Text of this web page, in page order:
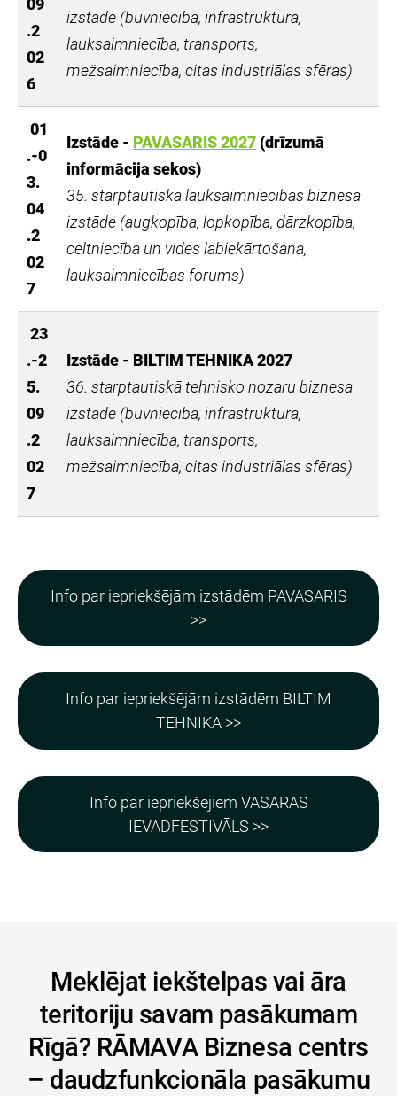
09
.2
02
6
izstāde (būvniecība, infrastruktūra,
lauksaimniecība, transports,
mežsaimniecība, citas industriālas sfēras)
01
.-0
3.
04
.2
02
7
Izstāde - PAVASARIS 2027 (drīzumā
informācija sekos)
35. starptautiskālauksaimniecības biznesa
izstāde (augkopība, lopkopība, dārzkopība,
celtniecība un vides labiekārtošana,
lauksaimniecības forums)
23
.-2
5.
09
.2
02
7
Izstāde - BILTIM TEHNIKA 2027
36.starptautiskā tehnisko nozaru biznesa
izstāde (būvniecība, infrastruktūra,
lauksaimniecība, transports,
mežsaimniecība, citas industriālas sfēras)
Info par iepriekšējām izstādēm PAVASARIS
>>
Info par iepriekšējām izstādēm BILTIM
TEHNIKA >>
Info par iepriekšējiem VASARAS
IEVADFESTIVĀLS >>
Meklējat iekštelpas vai āra
teritoriju savam pasākumam
Rīgā? RĀMAVA Biznesa centrs
– daudzfunkcionāla pasākumu